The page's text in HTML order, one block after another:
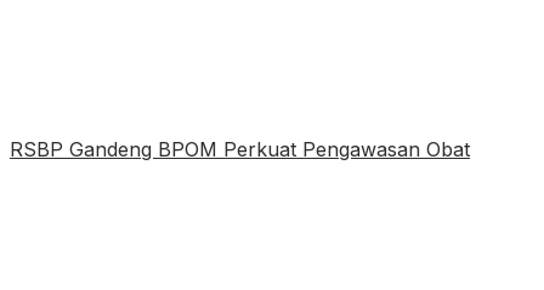
RSBP Gandeng BPOM Perkuat Pengawasan Obat